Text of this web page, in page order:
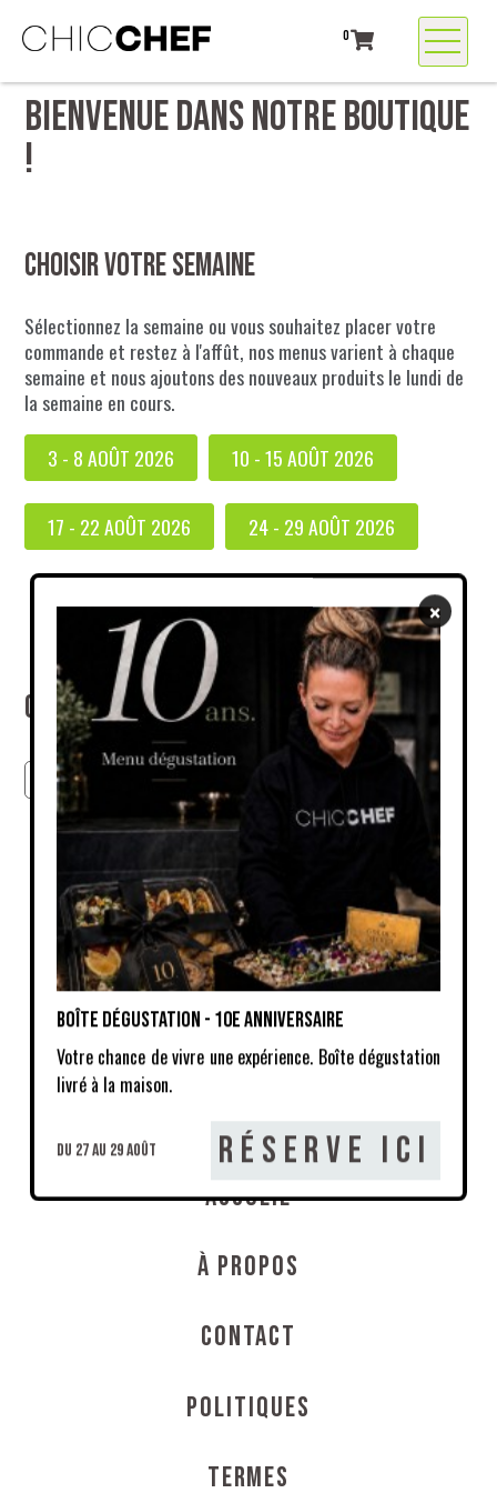
0
BIENVENUE DANS NOTRE BOUTIQUE
!
Choisir votre semaine
Sélectionnez la semaine ou vous souhaitez placer votre
commande et restez à l'affût, nos menus varient à chaque
semaine et nous ajoutons des nouveaux produits le lundi de
la semaine en cours.
3 - 8 AOÛT 2026
10 - 15 AOÛT 2026
17 - 22 AOÛT 2026 24 - 29 AOÛT 2026
Cherchez parmis tous nos produits
×
Boîte dégustation - 10e anniversaire
Votre chance de vivre une expérience. Boîte dégustation
livré à la maison.
du 27 au 29 août Réserve ici
Boutique
La Zone
Accueil
À propos
Contact
Politiques
Termes